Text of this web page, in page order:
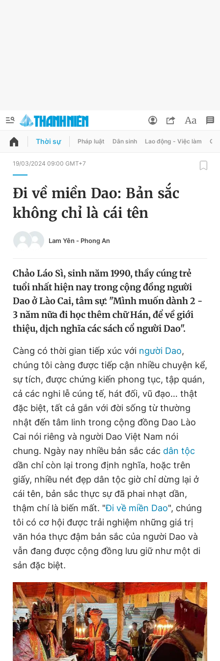
QUẢNG CÁO
Chuyên mục
Chuyên mục khác
Tin thị trường Tin 360
Video Magazine
Sản phẩm khác
Tiện ích Bạn cần biết
Thông tin tòa soạn Liên hệ quảng cáo
Đọc Thanh Niên trên điện thoại
Theo dõi báo trên
Hotline
Đặt báo Quảng cáo RSS Tòa soạn Chính sách bảo
Tổng biên tập: Nguyễn Ngọc Toàn
Phó tổng biên tập thường trực: Hải Thành
Phó tổng biên tập: Lâm Hiếu Dũng
Phó tổng biên tập: Trần Việt Hưng
Tổng thư ký tòa soạn: Đức Trung
Đổi mật khẩu
Tin đã lưu
Tin đã xem
Đăng xuất
Thời sự Pháp luật Dân sinh Lao động - Việc làm
19/03/2024 09:00 GMT+7
Đi về miền Dao: Bản sắc
không chỉ là cái tên
Lam Yên - Phong An
Chảo Láo Sì, sinh năm 1990, thầy cúng trẻ
tuổi nhất hiện nay trong cộng đồng người
Dao ở Lào Cai, tâm sự: "Mình muốn dành 2 -
3 năm nữa đi học thêm chữ Hán, để về giới
thiệu, dịch nghĩa các sách cổ người Dao".
Càng có thời gian tiếp xúc với người Dao,
chúng tôi càng được tiếp cận nhiều chuyện kể,
sự tích, được chứng kiến phong tục, tập quán,
cả các nghi lễ cúng tế, hát đối, vũ đạo… thật
đặc biệt, tất cả gắn với đời sống từ thường
nhật đến tâm linh trong cộng đồng Dao Lào
Cai nói riêng và người Dao Việt Nam nói
chung. Ngày nay nhiều bản sắc các dân tộc
dần chỉ còn lại trong định nghĩa, hoặc trên
giấy, nhiều nét đẹp dân tộc giờ chỉ dừng lại ở
cái tên, bản sắc thực sự đã phai nhạt dần,
thậm chí là biến mất. "Đi về miền Dao", chúng
tôi có cơ hội được trải nghiệm những giá trị
văn hóa thực đậm bản sắc của người Dao và
vẫn đang được cộng đồng lưu giữ như một di
sản đặc biệt.